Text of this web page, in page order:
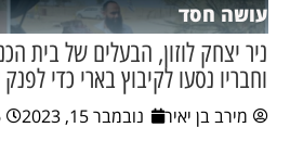
עושה חסד
ניר יצחק לוזון, הבעלים של בית
וחבריו נסעו לקיבוץ בארי כדי
מירב בן יאיר נובמבר 15, 2023